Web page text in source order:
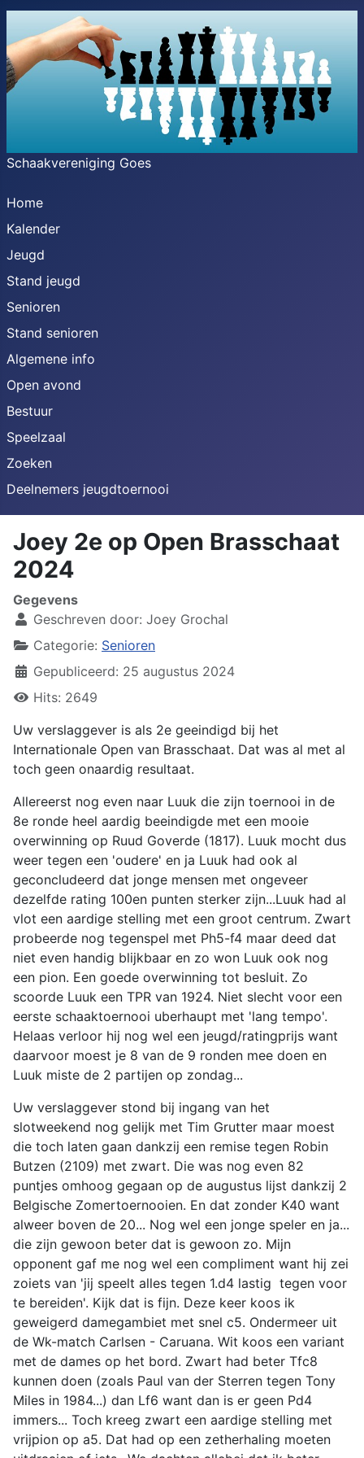
Schaakvereniging Goes
Home
Kalender
Jeugd
Stand jeugd
Senioren
Stand senioren
Algemene info
Open avond
Bestuur
Speelzaal
Zoeken
Deelnemers jeugdtoernooi
Joey 2e op Open Brasschaat
2024
Gegevens
Geschreven door: Joey Grochal
Categorie: Senioren
Gepubliceerd: 25 augustus 2024
Hits: 2649
Uw verslaggever is als 2e geeindigd bij het
Internationale Open van Brasschaat. Dat was al met al
toch geen onaardig resultaat.
Allereerst nog even naar Luuk die zijn toernooi in de
8e ronde heel aardig beeindigde met een mooie
overwinning op Ruud Goverde (1817). Luuk mocht dus
weer tegen een 'oudere' en ja Luuk had ook al
geconcludeerd dat jonge mensen met ongeveer
dezelfde rating 100en punten sterker zijn...Luuk had al
vlot een aardige stelling met een groot centrum. Zwart
probeerde nog tegenspel met Ph5-f4 maar deed dat
niet even handig blijkbaar en zo won Luuk ook nog
een pion. Een goede overwinning tot besluit. Zo
scoorde Luuk een TPR van 1924. Niet slecht voor een
eerste schaaktoernooi uberhaupt met 'lang tempo'.
Helaas verloor hij nog wel een jeugd/ratingprijs want
daarvoor moest je 8 van de 9 ronden mee doen en
Luuk miste de 2 partijen op zondag...
Uw verslaggever stond bij ingang van het
slotweekend nog gelijk met Tim Grutter maar moest
die toch laten gaan dankzij een remise tegen Robin
Butzen (2109) met zwart. Die was nog even 82
puntjes omhoog gegaan op de augustus lijst dankzij 2
Belgische Zomertoernooien. En dat zonder K40 want
alweer boven de 20... Nog wel een jonge speler en ja...
die zijn gewoon beter dat is gewoon zo. Mijn
opponent gaf me nog wel een compliment want hij zei
zoiets van 'jij speelt alles tegen 1.d4 lastig tegen voor
te bereiden'. Kijk dat is fijn. Deze keer koos ik
geweigerd damegambiet met snel c5. Ondermeer uit
de Wk-match Carlsen - Caruana. Wit koos een variant
met de dames op het bord. Zwart had beter Tfc8
kunnen doen (zoals Paul van der Sterren tegen Tony
Miles in 1984...) dan Lf6 want dan is er geen Pd4
immers... Toch kreeg zwart een aardige stelling met
vrijpion op a5. Dat had op een zetherhaling moeten